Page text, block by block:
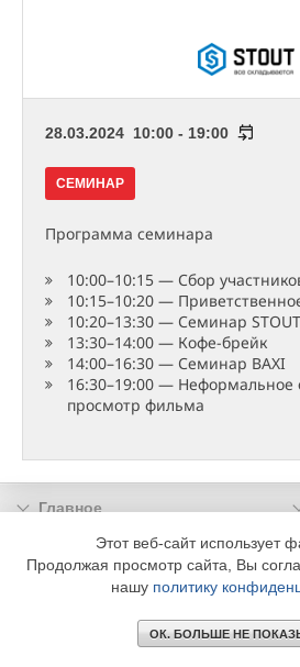
28.03.2024 10:00 - 19:00
СЕМИНАР
Программа семинара
10:00–10:15 — Сбор
10:15–10:20 —
10:20–13:30 — Семинар
13:30–14:00 — Кофе-брейк
14:00–16:30 — Семинар BAXI
16:30–19:00 — Неформальное
просмотр фильма
Главное
Подписка
Информация
Этот веб-сайт использует
Продолжая просмотр сайта, Вы
нашу политику
ОК. БОЛЬШЕ НЕ